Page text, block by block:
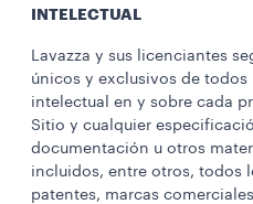
INTELECTUAL
Lavazza y sus licenciantes
únicos y exclusivos de
intelectual en y sobre cada
Sitio y cualquier
documentación u otros
incluidos, entre otros, todos
patentes, marcas